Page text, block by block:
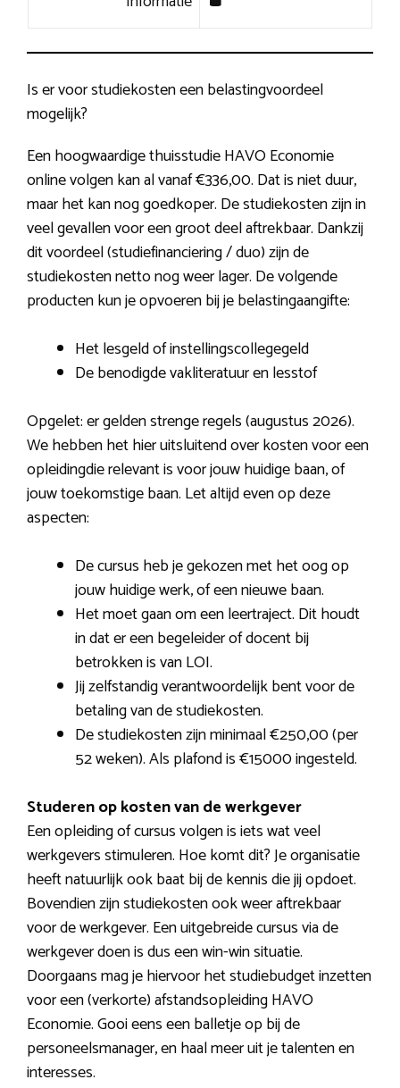
Is er voor studiekosten een belastingvoordeel
mogelijk?
Een hoogwaardige thuisstudie HAVO Economie
online volgen kan al vanaf €336,00. Dat is niet duur,
maar het kan nog goedkoper. De studiekosten zijn in
veel gevallen voor een groot deel aftrekbaar. Dankzij
dit voordeel (studiefinanciering / duo) zijn de
studiekosten netto nog weer lager. De volgende
producten kun je opvoeren bij je belastingaangifte:
Het lesgeld of instellingscollegegeld
De benodigde vakliteratuur en lesstof
Opgelet: er gelden strenge regels (augustus 2026).
We hebben het hier uitsluitend over kosten voor een
opleidingdie relevant is voor jouw huidige baan, of
jouw toekomstige baan. Let altijd even op deze
aspecten:
De cursus heb je gekozen met het oog op
jouw huidige werk, of een nieuwe baan.
Het moet gaan om een leertraject. Dit houdt
in dat er een begeleider of docent bij
betrokken is van LOI.
Jij zelfstandig verantwoordelijk bent voor de
betaling van de studiekosten.
De studiekosten zijn minimaal €250,00 (per
52 weken). Als plafond is €15000 ingesteld.
Studeren op kosten van de werkgever
Een opleiding of cursus volgen is iets wat veel
werkgevers stimuleren. Hoe komt dit? Je organisatie
heeft natuurlijk ook baat bij de kennis die jij opdoet.
Bovendien zijn studiekosten ook weer aftrekbaar
voor de werkgever. Een uitgebreide cursus via de
werkgever doen is dus een win-win situatie.
Doorgaans mag je hiervoor het studiebudget inzetten
voor een (verkorte) afstandsopleiding HAVO
Economie. Gooi eens een balletje op bij de
personeelsmanager, en haal meer uit je talenten en
interesses.